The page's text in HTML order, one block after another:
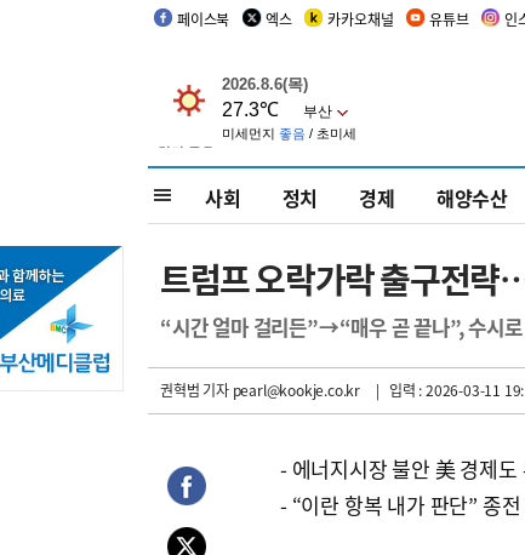
페이스북 엑스 카카오채널 유튜브 인
사회 정치 경제 해양수산
트럼프 오락가락 출구전
“시간 얼마 걸리든”→“매우 곧 끝나”, 수시
권혁범 기자pearl@kookje.co.kr | 입력 : 2026-03-11
- 에너지시장 불안 美 경제도
- “이란 항복 내가 판단” 종전